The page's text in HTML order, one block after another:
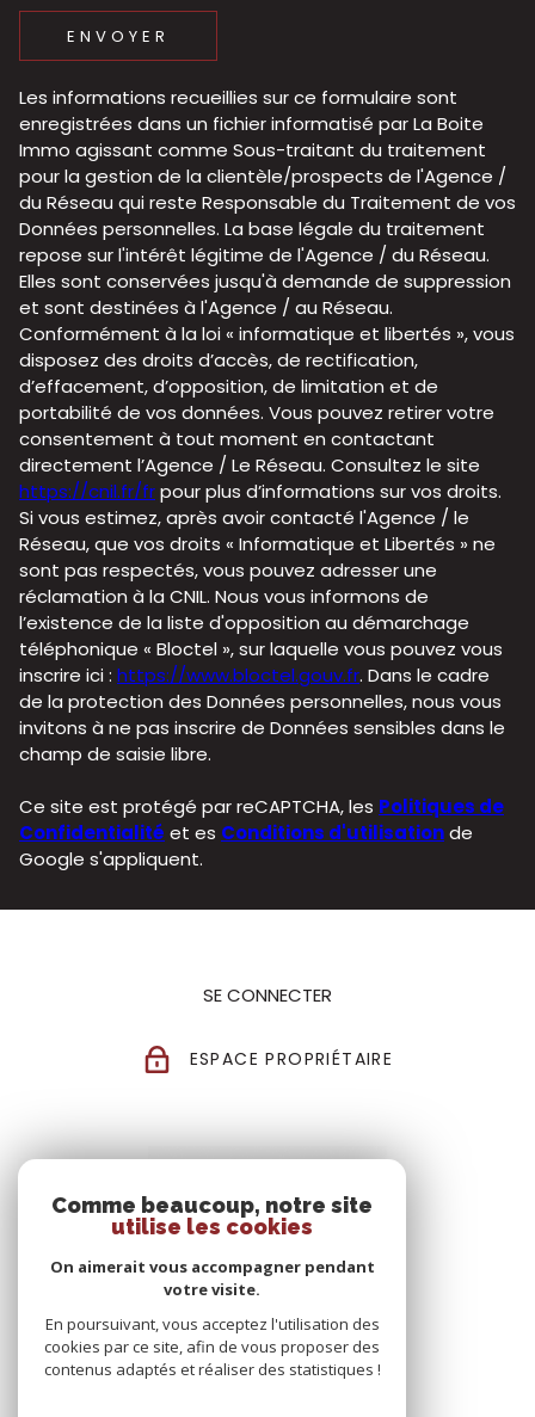
ENVOYER
Les informations recueillies sur ce formulaire sont
enregistrées dans un fichier informatisé par La Boite
Immo agissant comme Sous-traitant du traitement
pour la gestion de la clientèle/prospects de l'Agence /
du Réseau qui reste Responsable du Traitement de vos
Données personnelles. La base légale du traitement
repose sur l'intérêt légitime de l'Agence / du Réseau.
Elles sont conservées jusqu'à demande de suppression
et sont destinées à l'Agence / au Réseau.
Conformément à la loi « informatique et libertés », vous
disposez des droits d’accès, de rectification,
d’effacement, d’opposition, de limitation et de
portabilité de vos données. Vous pouvez retirer votre
consentement à tout moment en contactant
directement l’Agence / Le Réseau. Consultez le site
https://cnil.fr/frpour plus d’informations sur vos droits.
Si vous estimez, après avoir contacté l'Agence / le
Réseau, que vos droits « Informatique et Libertés » ne
sont pas respectés, vous pouvez adresser une
réclamation à la CNIL. Nous vous informons de
l’existence de la liste d'opposition au démarchage
téléphonique « Bloctel », sur laquelle vous pouvez vous
inscrire ici : https://www.bloctel.gouv.fr. Dans le cadre
de la protection des Données personnelles, nous vous
invitons à ne pas inscrire de Données sensibles dans le
champ de saisie libre.
Ce site est protégé par reCAPTCHA, les Politiques de
Confidentialité et es Conditions d'utilisationde
Google s'appliquent.
SE CONNECTER
ESPACE PROPRIÉTAIRE
Comme beaucoup, notre site
utilise les cookies
On aimerait vous accompagner pendant
votre visite.
En poursuivant, vous acceptez l'utilisation des
cookies par ce site, afin de vous proposer des
contenus adaptés et réaliser des statistiques !